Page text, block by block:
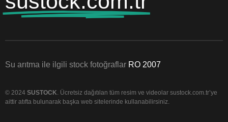
Su arıtma ile ilgili stock fotoğraflar RO 2007
© 2024 SUSTOCK. Ücretsiz dağıtılan tüm resim ve videolar sustock.com.tr’ye
aittir atıfta bulunarak başka web sitelerinde kullanabilirsiniz.